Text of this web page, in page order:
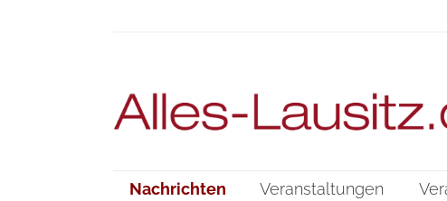
Nachrichten Veranstaltungen